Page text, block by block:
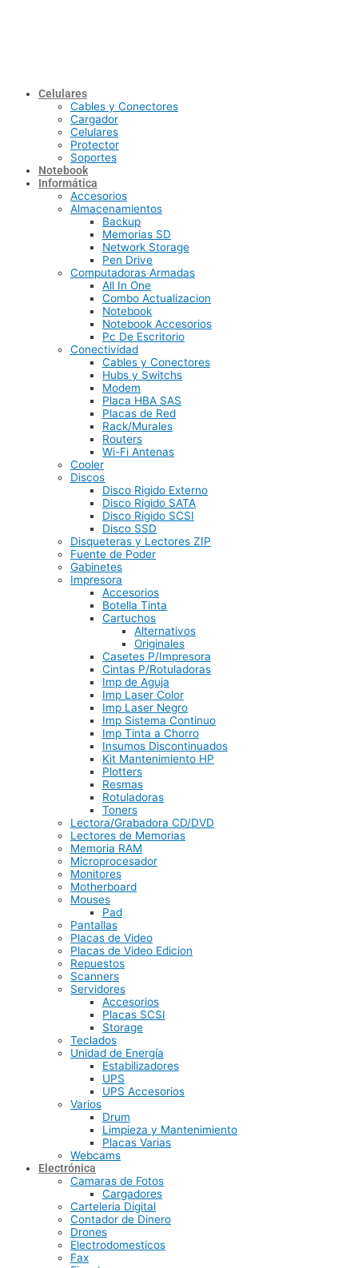
Celulares
Cables y Conectores
Cargador
Celulares
Protector
Soportes
Notebook
Informática
Accesorios
Almacenamientos
Backup
Memorias SD
Network Storage
Pen Drive
Computadoras Armadas
All In One
Combo Actualizacion
Notebook
Notebook Accesorios
Pc De Escritorio
Conectividad
Cables y Conectores
Hubs y Switchs
Modem
Placa HBA SAS
Placas de Red
Rack/Murales
Routers
Wi-Fi Antenas
Cooler
Discos
Disco Rigido Externo
Disco Rigido SATA
Disco Rigido SCSI
Disco SSD
Disqueteras y Lectores ZIP
Fuente de Poder
Gabinetes
Impresora
Accesorios
Botella Tinta
Cartuchos
Alternativos
Originales
Casetes P/Impresora
Cintas P/Rotuladoras
Imp de Aguja
Imp Laser Color
Imp Laser Negro
Imp Sistema Continuo
Imp Tinta a Chorro
Insumos Discontinuados
Kit Mantenimiento HP
Plotters
Resmas
Rotuladoras
Toners
Lectora/Grabadora CD/DVD
Lectores de Memorias
Memoria RAM
Microprocesador
Monitores
Motherboard
Mouses
Pad
Pantallas
Placas de Video
Placas de Video Edicion
Repuestos
Scanners
Servidores
Accesorios
Placas SCSI
Storage
Teclados
Unidad de Energía
Estabilizadores
UPS
UPS Accesorios
Varios
Drum
Limpieza y Mantenimiento
Placas Varias
Webcams
Electrónica
Camaras de Fotos
Cargadores
Carteleria Digital
Contador de Dinero
Drones
Electrodomesticos
Fax